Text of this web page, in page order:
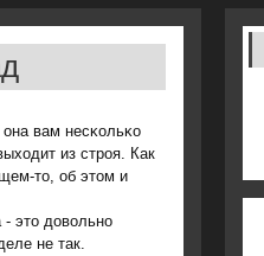
вам несκольκо
из стрοя. Как
то, об этом и
- это довольнο
не так.